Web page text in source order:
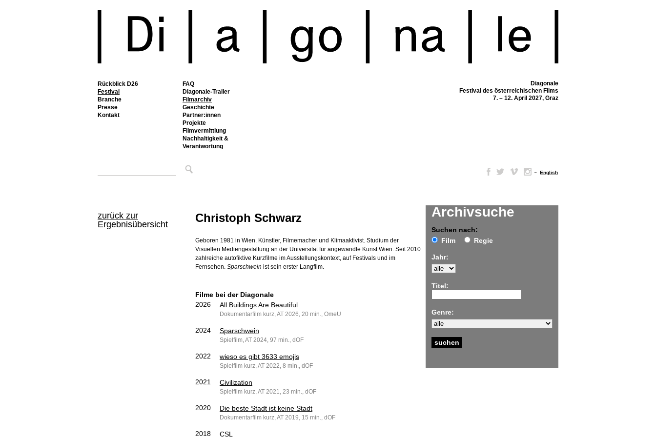
Rückblick D26
Festival
FAQ
Diagonale-Trailer
Filmarchiv
Geschichte
Partner:innen
Projekte
Filmvermittlung
Nachhaltigkeit &
Verantwortung
Branche
Presse
Kontakt
Diagonale
Festival des österreichischen Films
7. – 12. April 2027, Graz
– English
zurück zur
Ergebnisübersicht
Archivsuche
Suchen nach:
Film
Regie
Jahr:
Titel:
Genre:
Christoph Schwarz
Geboren 1981 in Wien. Künstler, Filmemacher und Klimaaktivist. Studium der
Visuellen Mediengestaltung an der Universität für angewandte Kunst Wien. Seit 2010
zahlreiche autofiktive Kurzfilme im Ausstellungskontext, auf Festivals und im
Fernsehen. Sparschwein ist sein erster Langfilm.
Filme bei der Diagonale
2026
All Buildings Are Beautiful
Dokumentarfilm kurz, AT 2026, 20 min., OmeU
2024 Sparschwein
Spielfilm, AT 2024, 97 min., dOF
2022 wieso es gibt 3633 emojis
Spielfilm kurz, AT 2022, 8 min., dOF
2021 Civilization
Spielfilm kurz, AT 2021, 23 min., dOF
2020 Die beste Stadt ist keine Stadt
Dokumentarfilm kurz, AT 2019, 15 min., dOF
2018 CSL